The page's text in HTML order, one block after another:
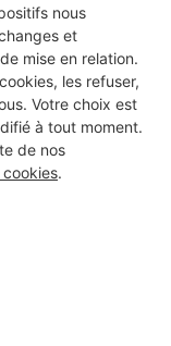
nous
et
mise en relation.
les refuser,
Votre choix est
à tout moment.
de nos
.